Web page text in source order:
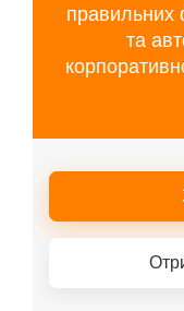
правильних
та